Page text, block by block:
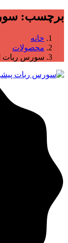
برچسب:
خانه
محصولات
سورس ربات